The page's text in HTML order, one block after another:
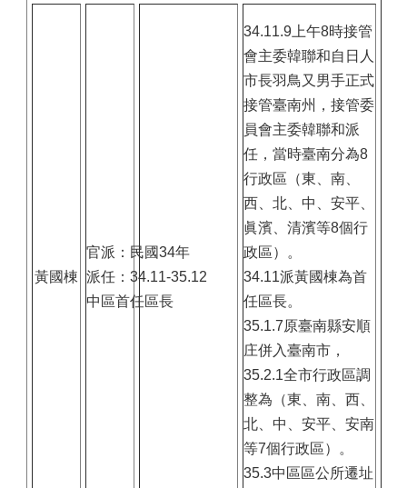
黃國棟
官派：民國34年
派任：34.11-35.12
中區首任區長
34.11.9上午8時接管
會主委韓聯和自日人
市長羽鳥又男手正式
接管臺南州，接管委
員會主委韓聯和派
任，當時臺南分為8
行政區（東、南、
西、北、中、安平、
眞濱、清濱等8個行
政區）。
34.11派黃國棟為首
任區長。
35.1.7原臺南縣安順
庄併入臺南市，
35.2.1全市行政區調
整為（東、南、西、
北、中、安平、安南
等7個行政區）。
35.3中區區公所遷址